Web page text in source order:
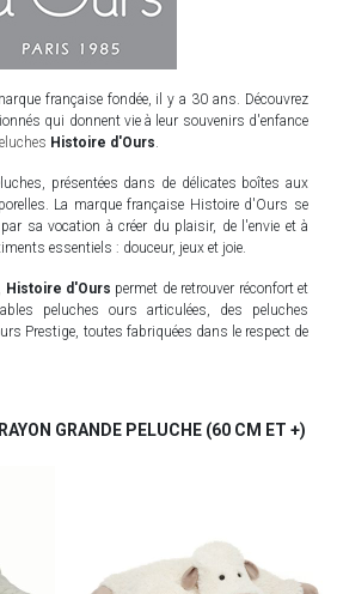
française fondée, il y a 30 ans. Découvrez
qui donnent vie à leur souvenirs d'enfance
Histoire d'Ours
présentées dans de délicates boîtes aux
La marque française Histoire d'Ours se
sa vocation à créer du plaisir, de l'envie et à
essentiels : douceur, jeux et joie.
Histoire d'Ours permet de retrouver réconfort et
peluches ours articulées, des peluches
Prestige, toutes fabriquées dans le respect de
GRANDE PELUCHE (60 CM ET +)